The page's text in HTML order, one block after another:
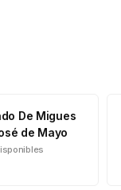
De Migues
de Mayo